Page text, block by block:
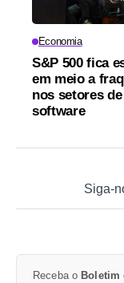
Economia
S&P 500 fica
em meio a
nos setores
software
Siga-
Receba o Boletim